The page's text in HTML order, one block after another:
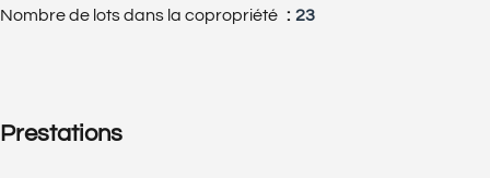
Nombre de lots dans la copropriété
23
Prestations